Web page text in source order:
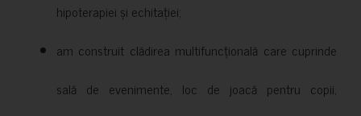
hipoterapiei și echitației;
am construit clădirea multifuncțională care cuprinde
sală de evenimente, loc de joacă pentru copii,